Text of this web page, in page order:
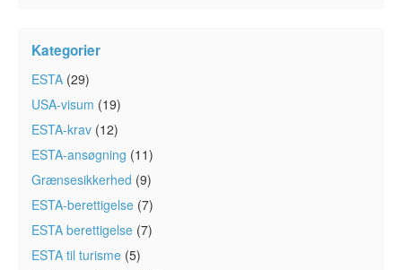
Kategorier
ESTA (29)
USA-visum (19)
ESTA-krav (12)
ESTA-ansøgning (11)
Grænsesikkerhed (9)
ESTA-berettigelse (7)
ESTA berettigelse (7)
ESTA til turisme (5)